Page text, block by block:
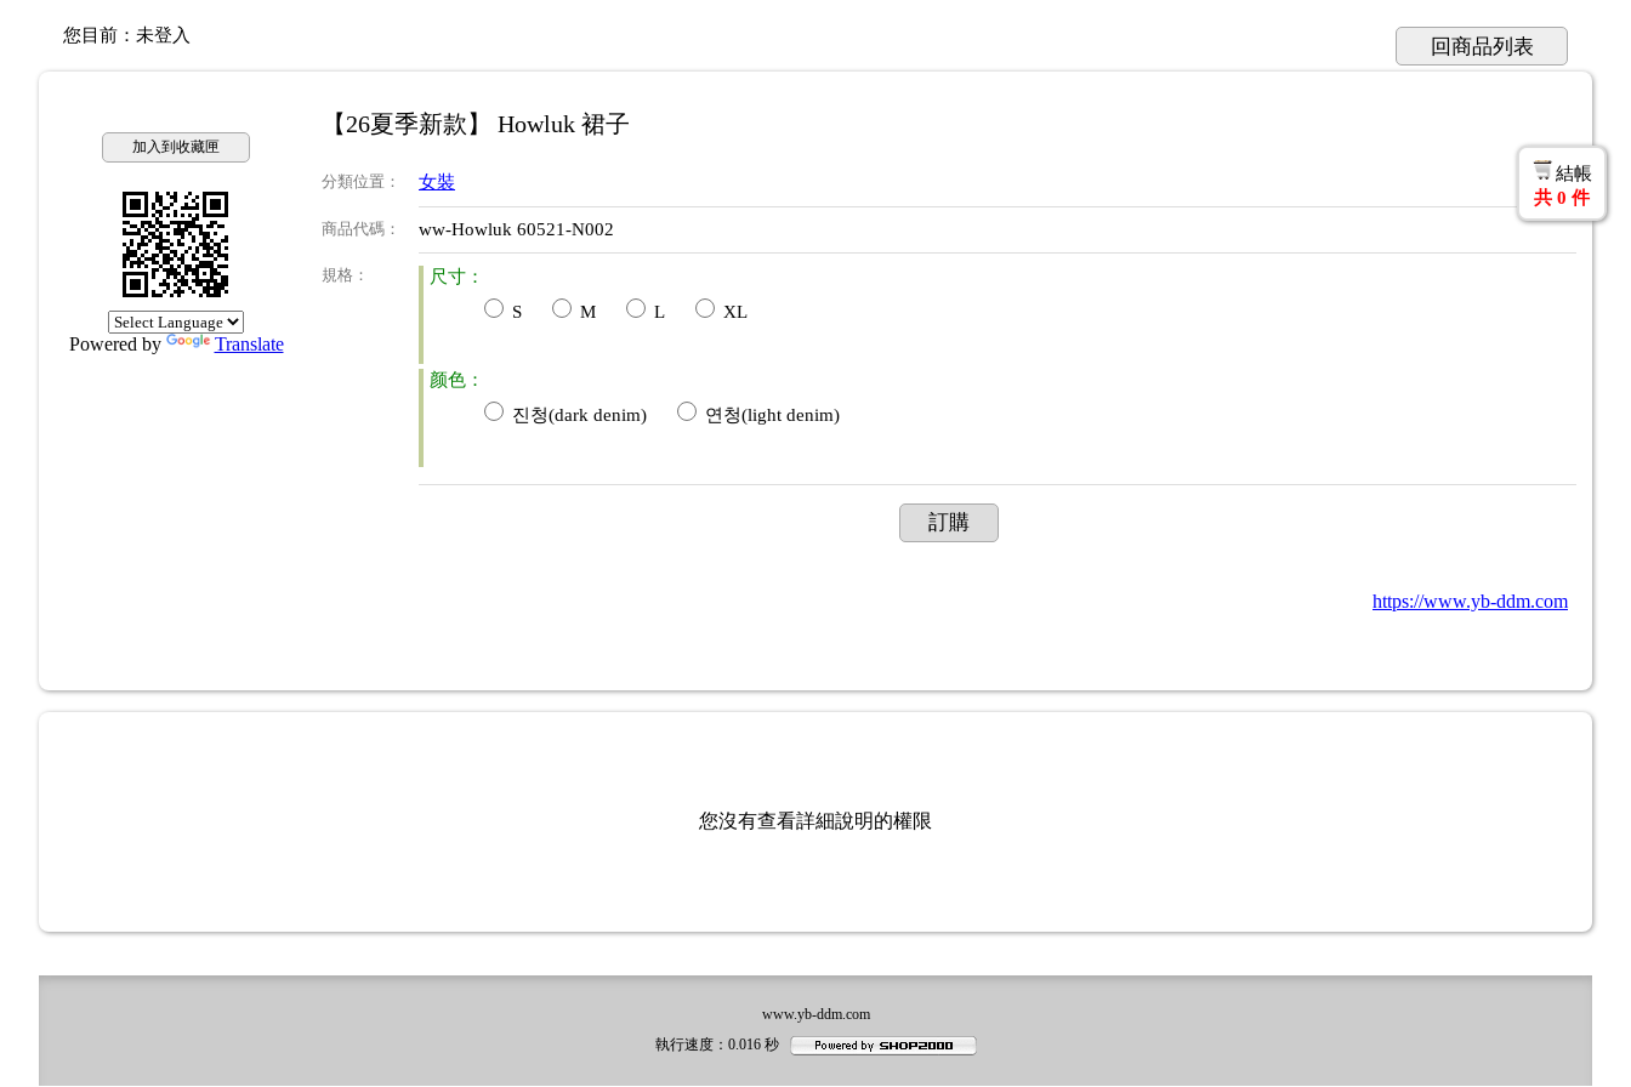
您目前： 未登入 回商品列表
加入到收藏匣
Powered by Translate
【26夏季新款】 Howluk 裙子
分類位置 ： 女裝
商品代碼 ： ww-Howluk 60521-N002
規格 ：
尺寸：
S
M L XL
颜色：
진청(dark denim)
연청(light denim)
訂購
https://www.yb-ddm.com
結帳
共 0 件
您沒有查看詳細說明的權限
www.yb-ddm.com
執行速度：0.016 秒